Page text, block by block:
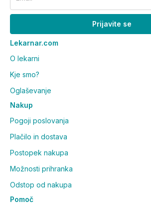
Prijavite se
Lekarnar.com
O lekarni
Kje smo?
Oglaševanje
Nakup
Pogoji poslovanja
Plačilo in dostava
Postopek nakupa
Možnosti prihranka
Odstop od nakupa
Pomoč